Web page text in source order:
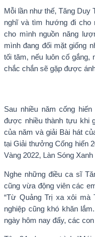
Mỗi lần như thế, Tăng Duy
nghĩ và tìm hướng đi cho
cho mình nguồn năng
mình đang đối mặt giống
tối tăm, nếu luôn cố gắng,
chắc chắn sẽ gặp được
Sau nhiều năm cống
được nhiều thành tựu khi
của năm và giải Bài hát
tại Giải thưởng Cống hiến
Vàng 2022, Làn Sóng
Nghe những điều ca sĩ
cũng vừa động viên các
“Từ Quảng Trị xa xôi mà
nghiệp cũng khó khăn
ngày hôm nay đấy, các